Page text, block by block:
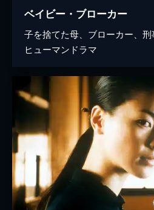
ベイビー・ブローカー
子を捨てた母、ブローカー、
ヒューマンドラマ